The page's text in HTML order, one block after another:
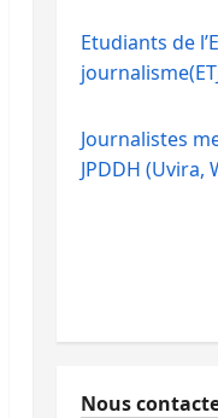
Etudiants de
Journalistes
JPDDH
Nous